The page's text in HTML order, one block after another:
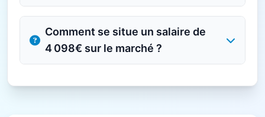
Comment se situe un salaire de
4 098€ sur le marché ?